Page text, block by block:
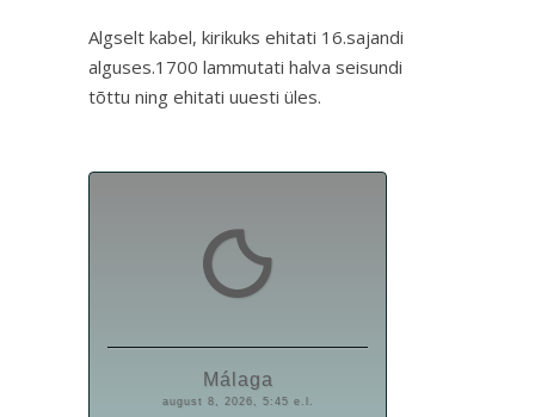
Algselt kabel, kirikuks ehitati 16.sajandi
alguses.1700 lammutati halva seisundi
tõttu ning ehitati uuesti üles.
Málaga
august 8, 2026, 5:45 e.l.